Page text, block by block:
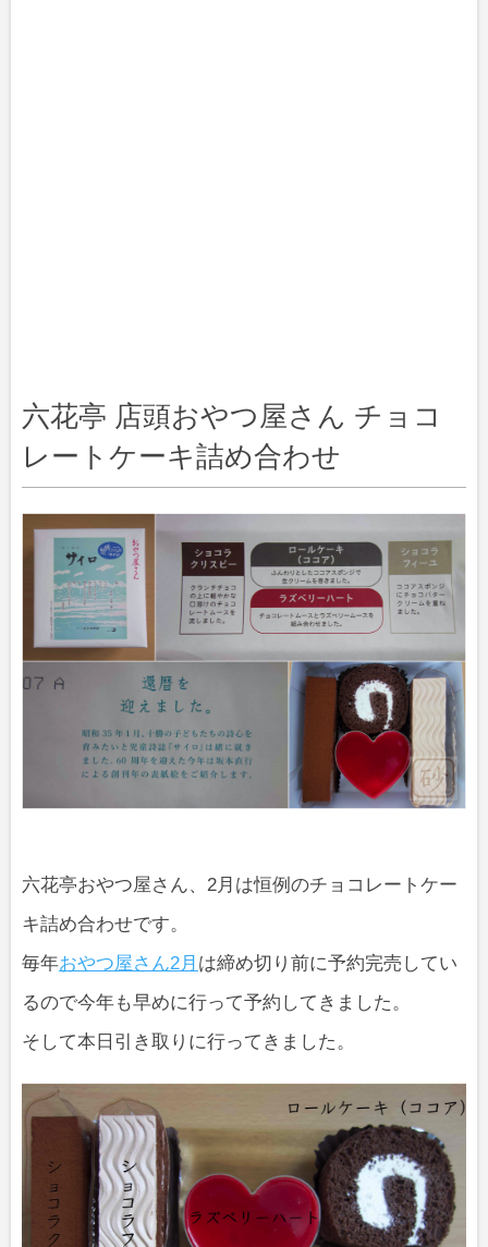
六花亭 店頭おやつ屋さん チョコ
レートケーキ詰め合わせ
六花亭おやつ屋さん、2月は恒例のチョコレートケー
キ詰め合わせです。
毎年おやつ屋さん2月 は締め切り前に予約完売してい
るので今年も早めに行って予約してきました。
そして本日引き取りに行ってきました。